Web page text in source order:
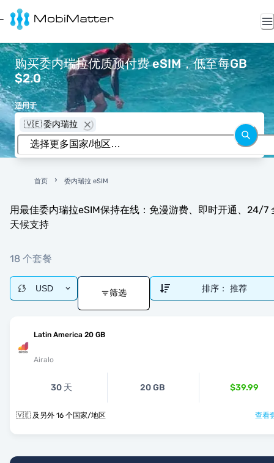
购买委内瑞拉优质预付费 eSIM，低至每GB
$2.0
适用于
🇻🇪 委内瑞拉
首页 委内瑞拉 eSIM
用最佳委内瑞拉eSIM保持在线：免漫游费、即时开通、24/7
天候支持
18 个套餐
USD 筛选 排序： 推荐
Latin America 20 GB
Airalo
30 天 20 GB $39.99
🇻🇪 及另外 16 个国家/地区 查看